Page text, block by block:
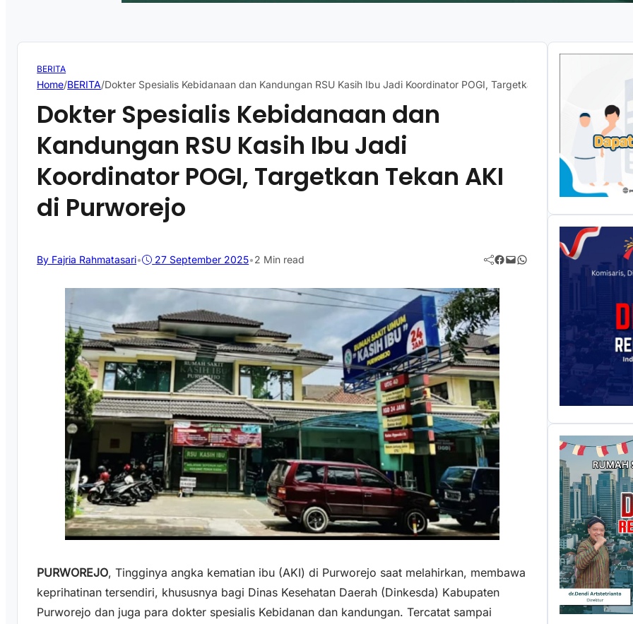
BERITA
Home/BERITA/Dokter Spesialis Kebidanaan dan Kandungan RSU Kasih Ibu Jadi Koordinator POGI, Targetkan Tekan AKI di
Dokter Spesialis Kebidanaan dan
Kandungan RSU Kasih Ibu Jadi
Koordinator POGI, Targetkan Tekan AKI
di Purworejo
By Fajria Rahmatasari• 27 September 2025•2 Min read Facebook Mail WhatsApp
PURWOREJO, Tingginya angka kematian ibu (AKI) di Purworejo saat melahirkan, membawa
keprihatinan tersendiri, khususnya bagi Dinas Kesehatan Daerah (Dinkesda) Kabupaten
Purworejo dan juga para dokter spesialis Kebidanan dan kandungan. Tercatat sampai